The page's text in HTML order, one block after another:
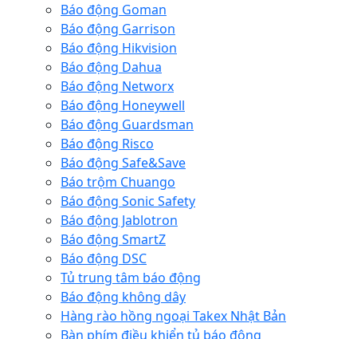
Báo động Goman
Báo động Garrison
Báo động Hikvision
Báo động Dahua
Báo động Networx
Báo động Honeywell
Báo động Guardsman
Báo động Risco
Báo động Safe&Save
Báo trộm Chuango
Báo động Sonic Safety
Báo động Jablotron
Báo động SmartZ
Báo động DSC
Tủ trung tâm báo động
Báo động không dây
Hàng rào hồng ngoại Takex Nhật Bản
Bàn phím điều khiển tủ báo động